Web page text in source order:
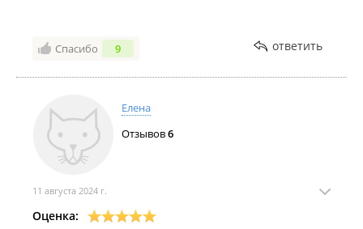
Спасибо 9 ответить
Елена
Отзывов6
11 августа 2024 г.
Оценка: